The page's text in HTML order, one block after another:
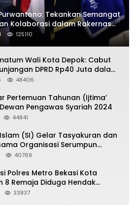
Tekankan Semangat
Kolaborasi dalam Rakernas
Jasa Raharja
125110
Wali Kota Depok: Cabut
DPRD Rp40 Juta dalam
Hadapi Aksi Rakyat
48406
Pertemuan Tahunan (Ijtima’
Pengawas Syariah 2024
44841
(SI) Gelar Tasyakuran dan
Organisasi Serumpun
Doa
40769
Polres Metro Bekasi Kota
8 Remaja Diduga Hendak
33837